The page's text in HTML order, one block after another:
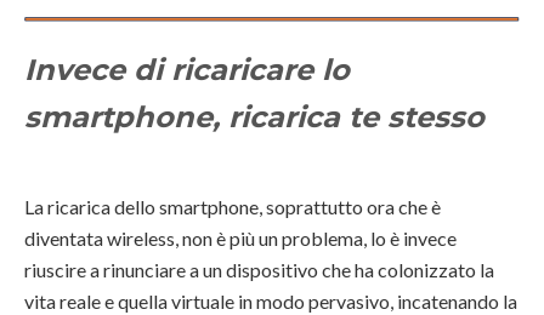
Invece di ricaricare lo
smartphone, ricarica te stesso
La ricarica dello smartphone, soprattutto ora che è
diventata wireless, non è più un problema, lo è invece
riuscire a rinunciare a un dispositivo che ha colonizzato la
vita reale e quella virtuale in modo pervasivo, incatenando la